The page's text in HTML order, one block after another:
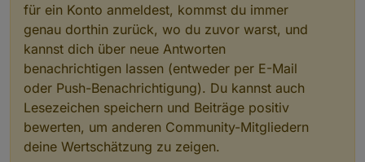
für ein Konto anmeldest, kommst du immer
genau dorthin zurück, wo du zuvor warst, und
kannst dich über neue Antworten
benachrichtigen lassen (entweder per E-Mail
oder Push-Benachrichtigung). Du kannst auch
Lesezeichen speichern und Beiträge positiv
bewerten, um anderen Community-Mitgliedern
deine Wertschätzung zu zeigen.